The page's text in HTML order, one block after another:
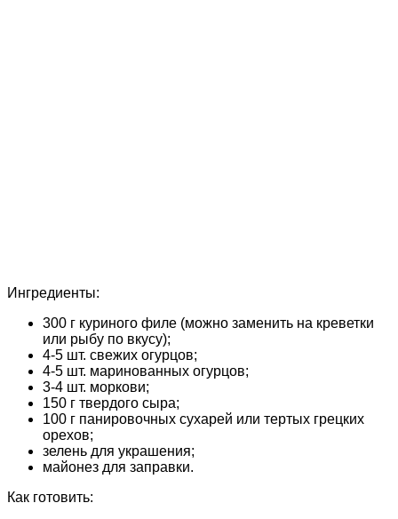
Ингредиенты:
300 г куриного филе (можно заменить на креветки
или рыбу по вкусу);
4-5 шт. свежих огурцов;
4-5 шт. маринованных огурцов;
3-4 шт. моркови;
150 г твердого сыра;
100 г панировочных сухарей или тертых грецких
орехов;
зелень для украшения;
майонез для заправки.
Как готовить: